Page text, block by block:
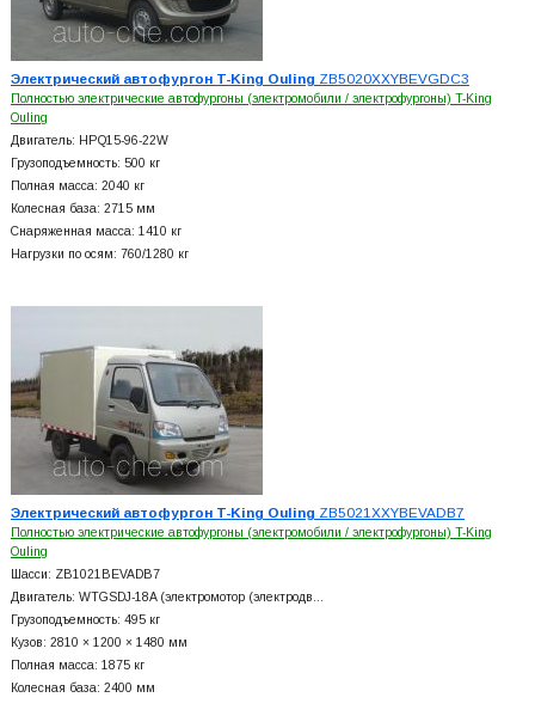
Электрический автофургон T-King Ouling ZB5020XXYBEVGDC3
Полностью электрические автофургоны (электромобили / электрофургоны) T-King
Ouling
Двигатель: HPQ15-96-22W
Грузоподъемность: 500 кг
Полная масса: 2040 кг
Колесная база: 2715 мм
Снаряженная масса: 1410 кг
Нагрузки по осям: 760/1280 кг
Электрический автофургон T-King Ouling ZB5021XXYBEVADB7
Полностью электрические автофургоны (электромобили / электрофургоны) T-King
Ouling
Шасси: ZB1021BEVADB7
Двигатель: WTGSDJ-18A (электромотор (электродв…
Грузоподъемность: 495 кг
Кузов: 2810 × 1200 × 1480 мм
Полная масса: 1875 кг
Колесная база: 2400 мм